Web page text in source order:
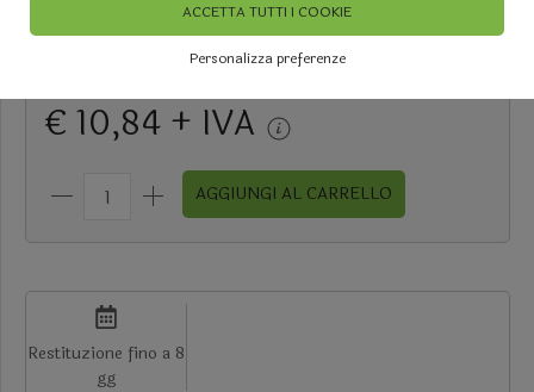
ACCETTA TUTTI I COOKIE
Personalizza preferenze
€ 10,84 + IVA
AGGIUNGI AL CARRELLO
Restituzione fino a 8
gg